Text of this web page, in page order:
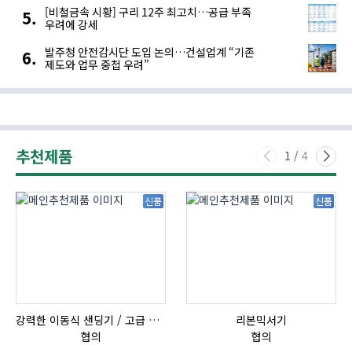
[비철금속 시황] 구리 12주 최고치…공급 부족
우려에 강세
발주청 안전감시단 도입 논의…건설업계 “기존
제도와 업무 중첩 우려”
추천제품 1 / 4
신품
강력한 이동식 샌딩기 / 고급 이태리 IBIX샌드블라스터
협의
신품
리본믹서기
협의